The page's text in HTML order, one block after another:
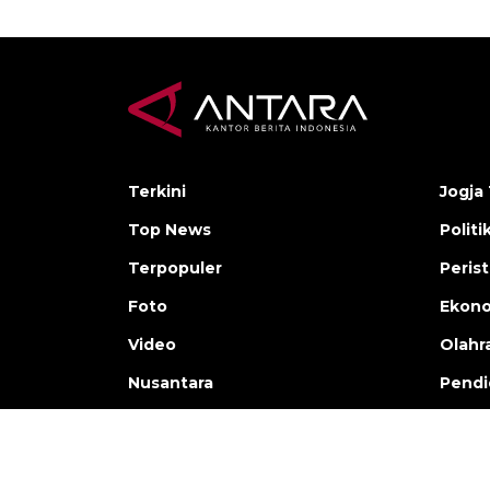
Terkini
Top News
Terpopuler
Foto
Video
Nusantara
Jogja